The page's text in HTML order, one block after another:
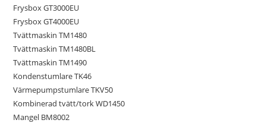
Frysbox GT3000EU
Frysbox GT4000EU
Tvättmaskin TM1480
Tvättmaskin TM1480BL
Tvättmaskin TM1490
Kondenstumlare TK46
Värmepumpstumlare TKV50
Kombinerad tvätt/tork WD1450
Mangel BM8002